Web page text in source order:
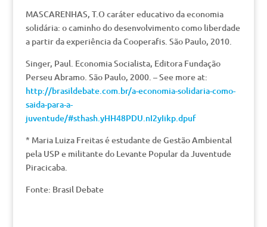
MASCARENHAS, T.O caráter educativo da economia
solidária: o caminho do desenvolvimento como liberdade
a partir da experiência da Cooperafis. São Paulo, 2010.
Singer, Paul. Economia Socialista, Editora Fundação
Perseu Abramo. São Paulo, 2000. – See more at:
http://brasildebate.com.br/a-economia-solidaria-como-
saida-para-a-
juventude/#sthash.yHH48PDU.nI2yIikp.dpuf
* Maria Luiza Freitas é estudante de Gestão Ambiental
pela USP e militante do Levante Popular da Juventude
Piracicaba.
Fonte: Brasil Debate